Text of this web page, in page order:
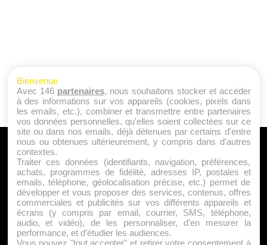
A PROPOS
Qui sommes nous ?
Mentions Légales
Publicité
Politique de Cookies
Contact
Bienvenue
Avec 146 partenaires, nous souhaitons stocker et accéder
à des informations sur vos appareils (cookies, pixels dans
les emails, etc.), combiner et transmettre entre partenaires
vos données personnelles, qu'elles soient collectées sur ce
site ou dans nos emails, déjà détenues par certains d'entre
nous ou obtenues ultérieurement, y compris dans d'autres
contextes.
Traiter ces données (identifiants, navigation, préférences,
achats, programmes de fidélité, adresses IP, postales et
emails, téléphone, géolocalisation précise, etc.) permet de
développer et vous proposer des services, contenus, offres
commerciales et publicités sur vos différents appareils et
écrans (y compris par email, courrier, SMS, téléphone,
audio, et vidéo), de les personnaliser, d'en mesurer la
performance, et d'étudier les audiences.
Vous pouvez "tout accepter" et retirer votre consentement à